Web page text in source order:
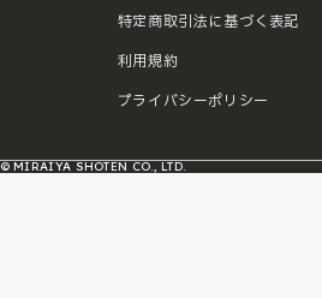
特定商取引法に基づく表記
利用規約
プライバシーポリシー
© MIRAIYA SHOTEN CO., LTD.